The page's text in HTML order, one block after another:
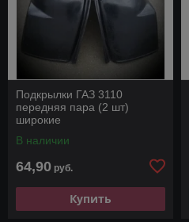
Подкрылки ГАЗ 3110
передняя пара (2 шт)
широкие
В наличии
64,90 руб.
Купить